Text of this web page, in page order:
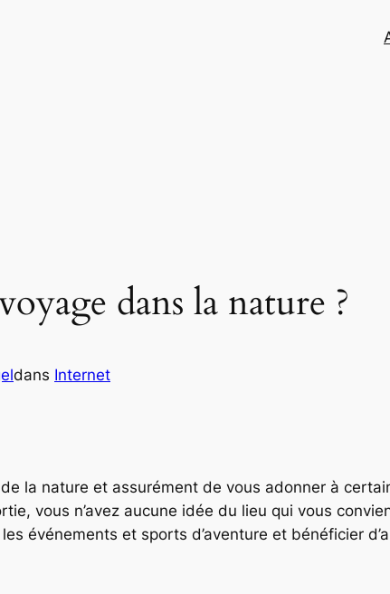
dans la nature ?
dans Internet
la nature et assurément de vous adonner à
vous n’avez aucune idée du lieu qui vous
événements et sports d’aventure et bénéficier